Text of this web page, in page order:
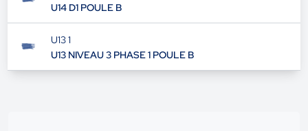
U14 D1 POULE B
U13 1
U13 NIVEAU 3 PHASE 1 POULE B